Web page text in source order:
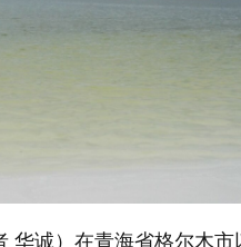
诚）在青海省格尔木市